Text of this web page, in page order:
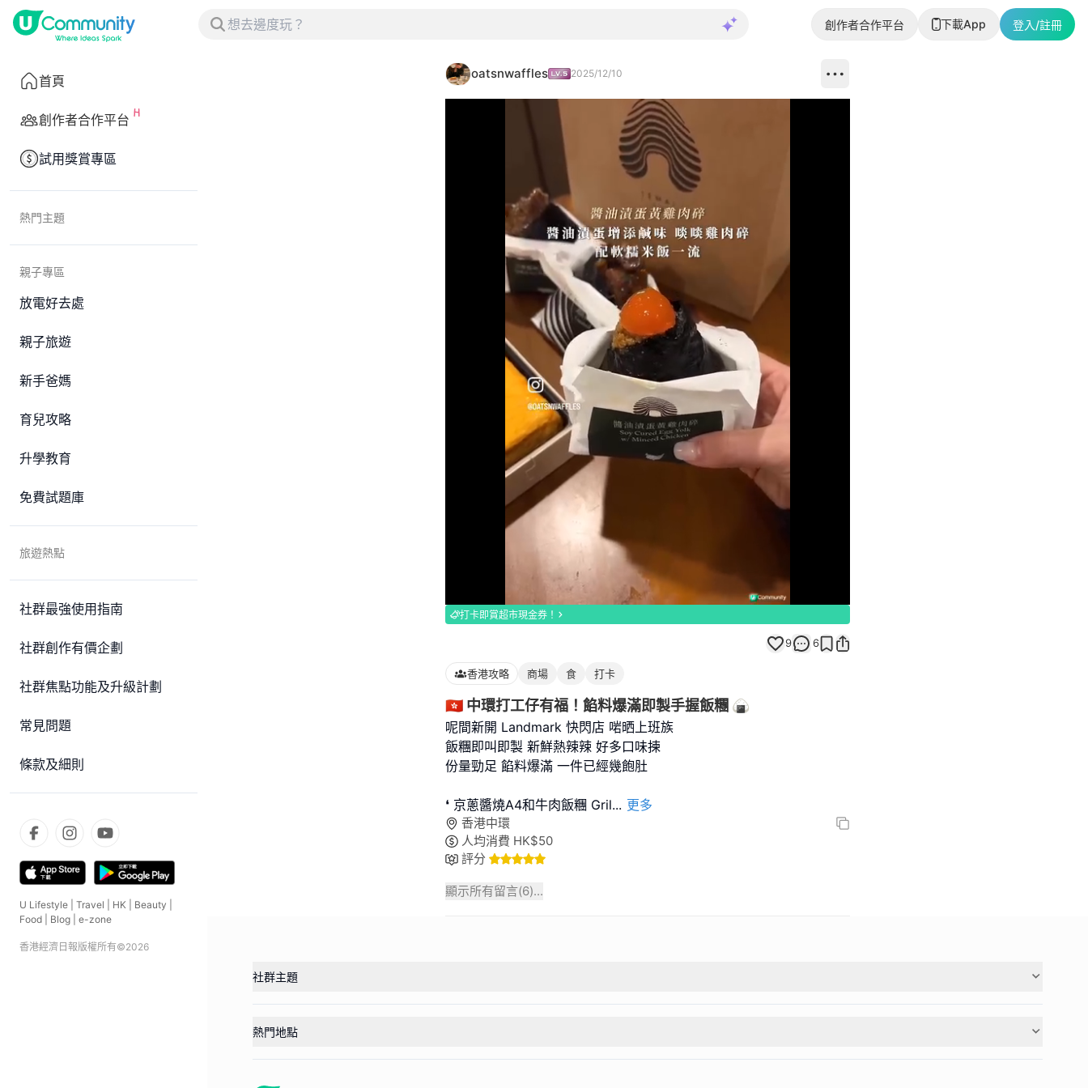
創作者合作平台 下載App 登入/註冊
首頁
創作者合作平台
試用獎賞專區
熱門主題
親子專區
放電好去處
親子旅遊
新手爸媽
育兒攻略
升學教育
免費試題庫
旅遊熱點
社群最強使用指南
社群創作有價企劃
社群焦點功能及升級計劃
常見問題
條款及細則
U Lifestyle Travel HK Beauty
Food
Blog e-zone
香港經濟日報版權所有©2026
oatsnwaffles 2025/12/10
Loaded
100.00%
打卡即賞超市現金券！
9 6
香港攻略 商場 食 打卡
🇭🇰 中環打工仔有福！餡料爆滿即製手握飯糰 🍙
呢間新開 Landmark 快閃店 啱晒上班族
飯糰即叫即製 新鮮熱辣辣 好多口味揀
份量勁足 餡料爆滿 一件已經幾飽肚
❛ 京蔥醬燒A4和牛肉飯糰 Gril... 更多
香港中環
人均消費 HK$50
評分
顯示所有留言(6)...
社群主題
熱門地點